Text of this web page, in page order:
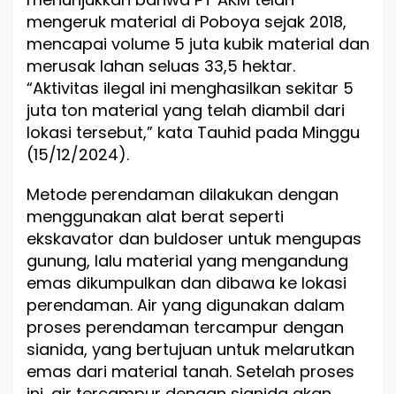
n
a
k
a
S
i
a
a
,
e
u
n
t
u
n
g
a
n
mengeruk material di Poboya sejak 2018,
mencapai volume 5 juta kubik material dan
merusak lahan seluas 33,5 hektar.
“Aktivitas ilegal ini menghasilkan sekitar 5
juta ton material yang telah diambil dari
lokasi tersebut,” kata Tauhid pada Minggu
(15/12/2024).
Metode perendaman dilakukan dengan
menggunakan alat berat seperti
ekskavator dan buldoser untuk mengupas
gunung, lalu material yang mengandung
emas dikumpulkan dan dibawa ke lokasi
perendaman. Air yang digunakan dalam
proses perendaman tercampur dengan
sianida, yang bertujuan untuk melarutkan
emas dari material tanah. Setelah proses